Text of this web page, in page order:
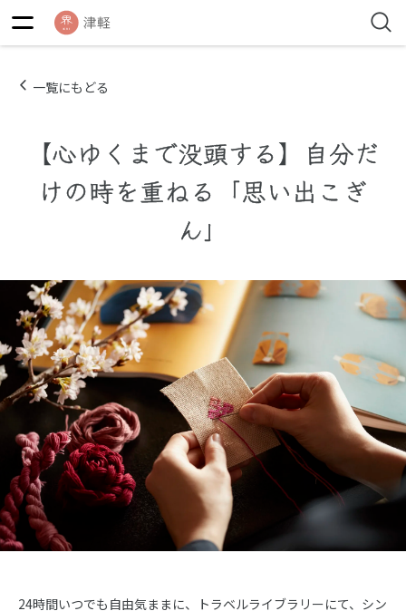
一覧にもどる
【心ゆくまで没頭する】自分だ
けの時を重ねる「思い出こぎ
ん」
24時間いつでも自由気ままに、トラベルライブラリーにて、シン